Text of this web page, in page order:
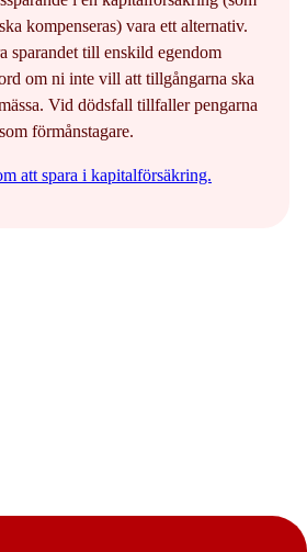
kompenseras) vara ett alternativ.
sparandet till enskild egendom
om ni inte vill att tillgångarna ska
Vid dödsfall tillfaller pengarna
förmånstagare.
att spara i kapitalförsäkring.